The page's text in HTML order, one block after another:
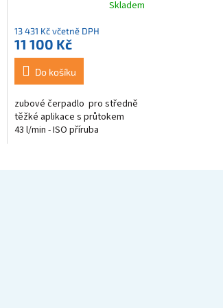
produktu
je
3,4
5
hvězdiček.
Skladem
13 431 Kč včetně DPH
11 100 Kč
Do košíku
zubové čerpadlo pro středně
těžké aplikace s průtokem
43 l/min - ISO příruba